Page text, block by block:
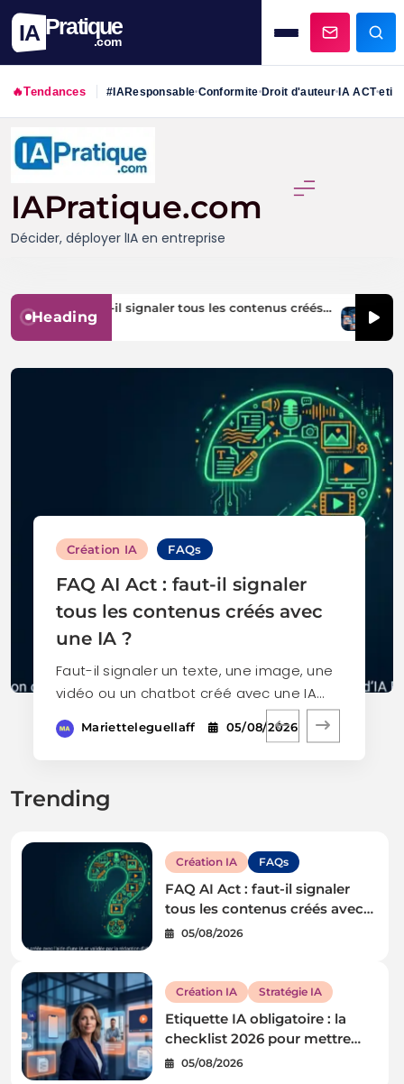
IA Pratique
.com
🔥Tendances #IAResponsable•Conformite•Droit d'auteur•IA ACT•
to
content
IAPratique.com
Décider, déployer lIA en entreprise
Heading
Act : faut-il signaler tous les contenus créés
IA ?
2026
mettre
05/
Création IA FAQs
FAQ AI Act : faut-il signaler
tous les contenus créés avec
une IA ?
Faut-il signaler un texte, une image, une
vidéo ou un chatbot créé avec une IA…
Marietteleguellaff 05/08/2026
Trending
Création IA FAQs
FAQ AI Act : faut-il signaler
tous les contenus créés avec
une IA ?
05/08/2026
Création IA Stratégie IA
Etiquette IA obligatoire : la
checklist 2026 pour mettre
votre PME en conformité
05/08/2026